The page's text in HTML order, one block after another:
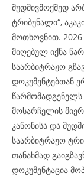
მუდმივმოქმედ
ტრიბუნალი“,
მოთხოვნით.
მიღებულ იქნა
საარბიტრაჟო
დოკუმენტებთან
წარმომადგენელს
მოსარჩელის მიერ
კანონისა და
საარბიტრაჟო
თანახმად
დოკუმენტაცია